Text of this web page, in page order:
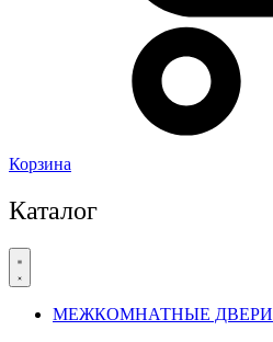
Корзина
Каталог
МЕЖКОМНАТНЫЕ ДВЕРИ